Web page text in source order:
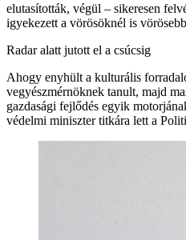
elutasították, végül – sikeresen
igyekezett a vörösöknél is
Radar alatt jutott el a csúcsig
Ahogy enyhült a kulturális
vegyészmérnöknek tanult, majd
gazdasági fejlődés egyik
védelmi miniszter titkára lett a